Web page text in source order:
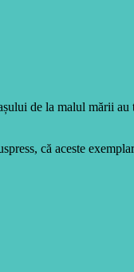
de la malul mării
că aceste